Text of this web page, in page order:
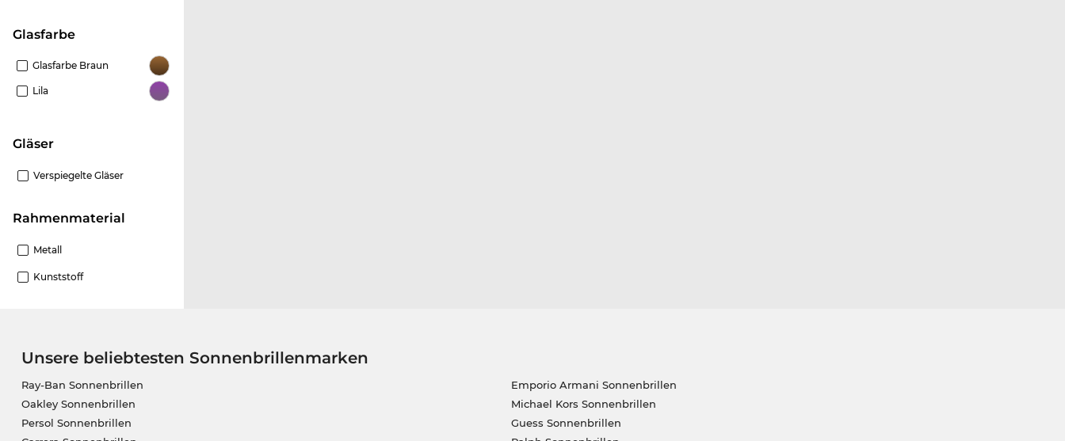
Glasfarbe
Glasfarbe Braun
Lila
Gläser
Verspiegelte Gläser
Rahmenmaterial
Metall
Kunststoff
Unsere beliebtesten Sonnenbrillenmarken
Ray-Ban Sonnenbrillen
Oakley Sonnenbrillen
Persol Sonnenbrillen
Emporio Armani Sonnenbrillen
Michael Kors Sonnenbrillen
Guess Sonnenbrillen